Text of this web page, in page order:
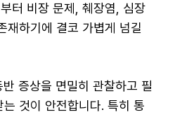
터 비장 문제, 췌장염, 심장
재하기에 결코 가볍게 넘길
증상을 면밀히 관찰하고 필
것이 안전합니다. 특히 통